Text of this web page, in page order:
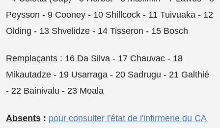
Peysson - 9 Cooney - 10 Shillcock - 11 Tuivuaka - 12
Olding - 13 Shvelidze - 14 Tisseron - 15 Bosch
Remplaçants : 16 Da Silva - 17 Chauvac - 18
Mikautadze - 19 Usarraga - 20 Sadrugu - 21 Galthié
- 22 Bainivalu - 23 Moala
Absents : pour consulter l'état de l'infirmerie du CA